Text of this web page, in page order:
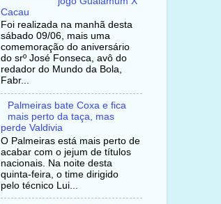
Cacau
Foi realizada na manhã desta
sábado 09/06, mais uma
comemoração do aniversário
do srº José Fonseca, avô do
redador do Mundo da Bola,
Fabr...
Palmeiras bate Coxa e fica
mais perto da taça, mas
perde Valdivia
O Palmeiras está mais perto de
acabar com o jejum de títulos
nacionais. Na noite desta
quinta-feira, o time dirigido
pelo técnico Lui...